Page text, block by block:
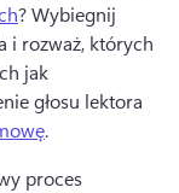
? Wybiegnij
i rozważ, których
jak
głosu lektora
.
proces